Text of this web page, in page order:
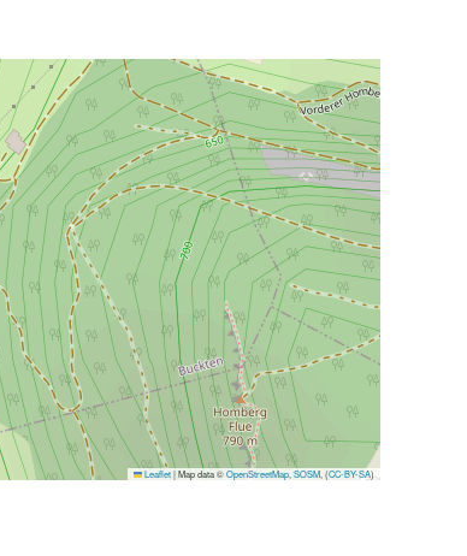
Leaflet|Map data ©OpenStreetMap SOSM , (CC-BY-SA)